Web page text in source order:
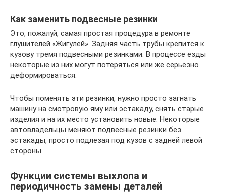
Как заменить подвесные резинки
Это, пожалуй, самая простая процедура в ремонте
глушителей «Жигулей». Задняя часть трубы крепится к
кузову тремя подвесными резинками. В процессе езды
некоторые из них могут потеряться или же серьёзно
деформироваться.
Чтобы поменять эти резинки, нужно просто загнать
машину на смотровую яму или эстакаду, снять старые
изделия и на их место установить новые. Некоторые
автовладельцы меняют подвесные резинки без
эстакады, просто подлезая под кузов с задней левой
стороны.
Функции системы выхлопа и
периодичность замены деталей